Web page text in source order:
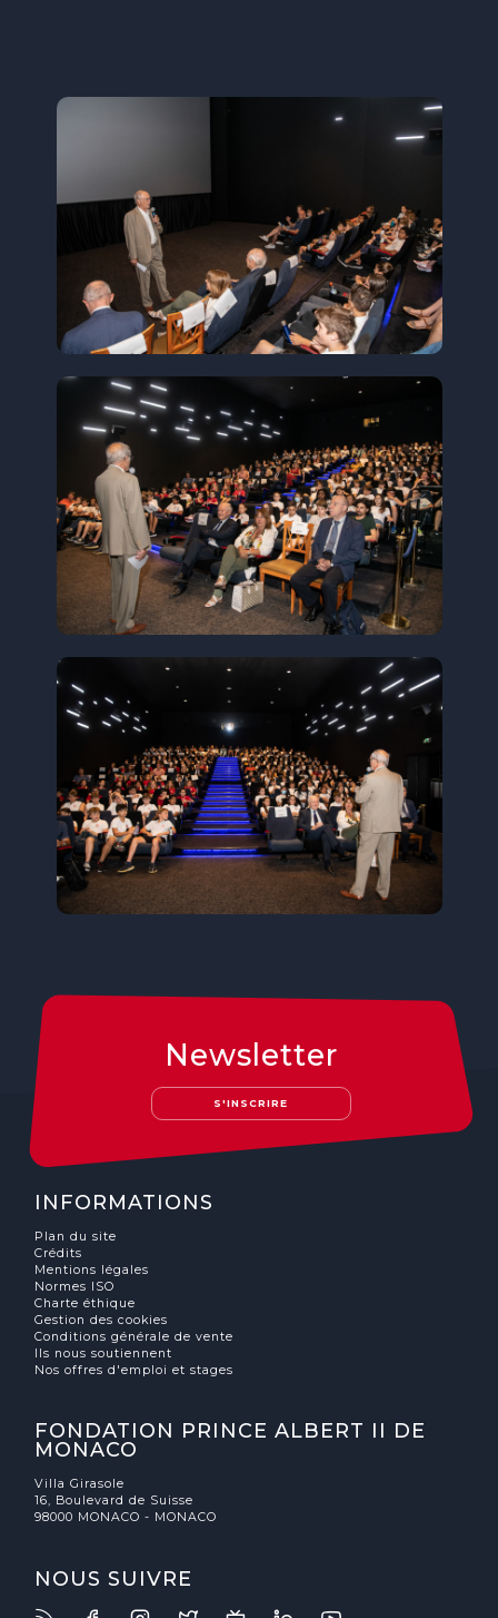
Newsletter
S'INSCRIRE
INFORMATIONS
Plan du site
Crédits
Mentions légales
Normes ISO
Charte éthique
Gestion des cookies
Conditions générale de vente
Ils nous soutiennent
Nos offres d'emploi et stages
FONDATION PRINCE ALBERT II DE
MONACO
Villa Girasole
16, Boulevard de Suisse
98000 MONACO - MONACO
NOUS SUIVRE